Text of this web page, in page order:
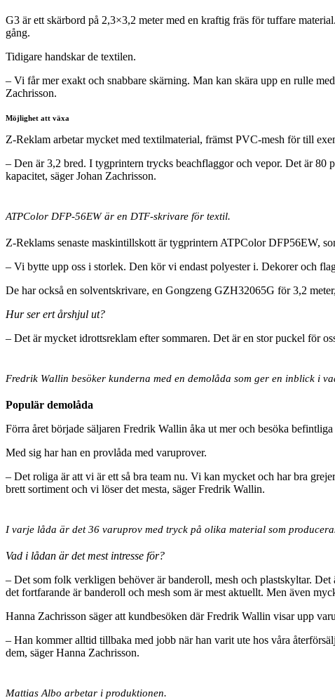
G3 är ett skärbord på 2,3×3,2 meter med en kraftig fräs för tuffare
gång.
Tidigare handskar de textilen.
– Vi får mer exakt och snabbare skärning. Man kan skära upp en rulle
Zachrisson.
Möjlighet att växa
Z-Reklam arbetar mycket med textilmaterial, främst PVC-mesh för till
– Den är 3,2 bred. I tygprintern trycks beachflaggor och vepor. Det är
kapacitet, säger Johan Zachrisson.
ATPColor DFP-56EW är en DTF-skrivare för textil.
Z-Reklams senaste maskintillskott är tygprintern ATPColor DFP56EW,
– Vi bytte upp oss i storlek. Den kör vi endast polyester i. Dekorer och
De har också en solventskrivare, en Gongzeng GZH32065G för 3,2
Hur ser ert årshjul ut?
– Det är mycket idrottsreklam efter sommaren. Det är en stor puckel för
Fredrik Wallin besöker kunderna med en demolåda som ger en inblick i
Populär demolåda
Förra året började säljaren Fredrik Wallin åka ut mer och besöka
Med sig har han en provlåda med varuprover.
– Det roliga är att vi är ett så bra team nu. Vi kan mycket och har bra
brett sortiment och vi löser det mesta, säger Fredrik Wallin.
I varje låda är det 36 varuprov med tryck på olika material som
Vad i lådan är det mest intresse för?
– Det som folk verkligen behöver är banderoll, mesh och plastskyltar.
det fortfarande är banderoll och mesh som är mest aktuellt. Men även
Hanna Zachrisson säger att kundbesöken där Fredrik Wallin visar upp
– Han kommer alltid tillbaka med jobb när han varit ute hos våra
dem, säger Hanna Zachrisson.
Mattias Albo arbetar i produktionen.